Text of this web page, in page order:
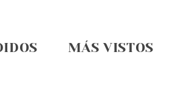
MÁS VISTOS